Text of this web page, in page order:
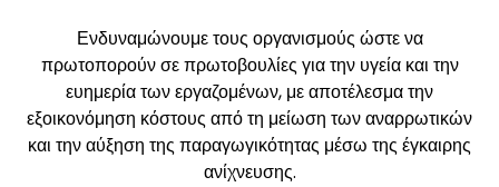
Ενδυναμώνουμε τους οργανισμούς ώστε να
πρωτοπορούν σε πρωτοβουλίες για την υγεία και την
ευημερία των εργαζομένων, με αποτέλεσμα την
εξοικονόμηση κόστους από τη μείωση των αναρρωτικών
και την αύξηση της παραγωγικότητας μέσω της έγκαιρης
ανίχνευσης.